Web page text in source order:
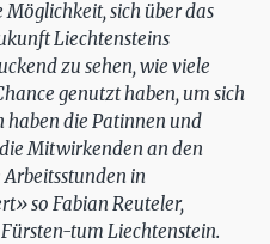
sich über das
Liechtensteins
zu sehen, wie viele
genutzt haben, um sich
die Patinnen und
Mitwirkenden an den
in
so Fabian Reuteler,
tum Liechtenstein.